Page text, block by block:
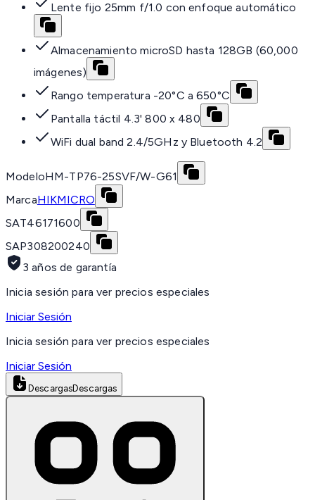
Lente fijo 25mm f/1.0 con enfoque automático
Almacenamiento microSD hasta 128GB (60,000
imágenes)
Rango temperatura -20°C a 650°C
Pantalla táctil 4.3' 800 x 480
WiFi dual band 2.4/5GHz y Bluetooth 4.2
ModeloHM-TP76-25SVF/W-G61
MarcaHIKMICRO
SAT46171600
SAP308200240
3 años de garantía
Inicia sesión para ver precios especiales
Iniciar Sesión
Inicia sesión para ver precios especiales
Iniciar Sesión
DescargasDescargas